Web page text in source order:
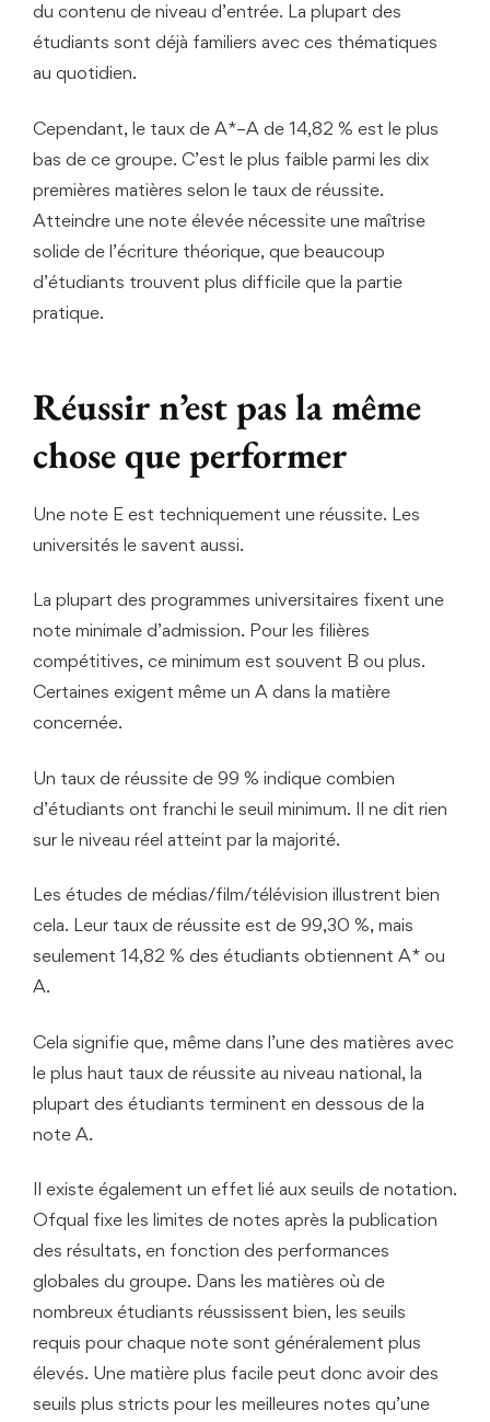
du contenu de niveau d’entrée. La plupart des
étudiants sont déjà familiers avec ces thématiques
au quotidien.
Cependant, le taux de A*–A de 14,82 % est le plus
bas de ce groupe. C’est le plus faible parmi les dix
premières matières selon le taux de réussite.
Atteindre une note élevée nécessite une maîtrise
solide de l’écriture théorique, que beaucoup
d’étudiants trouvent plus difficile que la partie
pratique.
Réussir n’est pas la même
chose que performer
Une note E est techniquement une réussite. Les
universités le savent aussi.
La plupart des programmes universitaires fixent une
note minimale d’admission. Pour les filières
compétitives, ce minimum est souvent B ou plus.
Certaines exigent même un A dans la matière
concernée.
Un taux de réussite de 99 % indique combien
d’étudiants ont franchi le seuil minimum. Il ne dit rien
sur le niveau réel atteint par la majorité.
Les études de médias/film/télévision illustrent bien
cela. Leur taux de réussite est de 99,30 %, mais
seulement 14,82 % des étudiants obtiennent A* ou
A.
Cela signifie que, même dans l’une des matières avec
le plus haut taux de réussite au niveau national, la
plupart des étudiants terminent en dessous de la
note A.
Il existe également un effet lié aux seuils de notation.
Ofqual fixe les limites de notes après la publication
des résultats, en fonction des performances
globales du groupe. Dans les matières où de
nombreux étudiants réussissent bien, les seuils
requis pour chaque note sont généralement plus
élevés. Une matière plus facile peut donc avoir des
seuils plus stricts pour les meilleures notes qu’une